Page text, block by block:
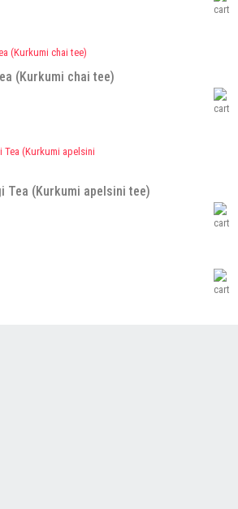
(Kurkumi chai tee)
Tea (Kurkumi apelsini tee)